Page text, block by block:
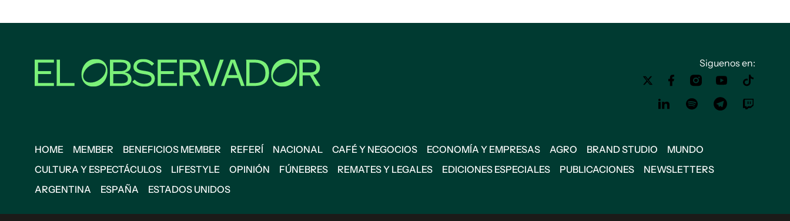
Siguenos en:
HOME MEMBER BENEFICIOS MEMBER REFERÍ NACIONAL CAFÉ Y NEGOCIOS ECONOMÍA Y EMPRESAS AGRO BRAND STUDIO
MUNDO
CULTURA Y ESPECTÁCULOS
LIFESTYLE OPINIÓN FÚNEBRES REMATES Y LEGALES EDICIONES ESPECIALES PUBLICACIONES
NEWSLETTERS
ARGENTINA
ESPAÑA ESTADOS UNIDOS